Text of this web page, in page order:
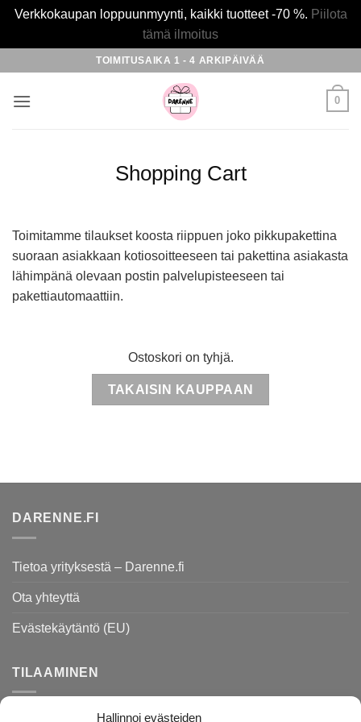
Hallinnoi evästeiden
Verkkokaupan loppuunmyynti, kaikki tuotteet -70 %. Piilota
tämä ilmoitus
content
TOIMITUSAIKA 1 - 4 ARKIPÄIVÄÄ
0
Shopping Cart
Toimitamme tilaukset koosta riippuen joko pikkupakettina
suoraan asiakkaan kotiosoitteeseen tai pakettina asiakasta
lähimpänä olevaan postin palvelupisteeseen tai
pakettiautomaattiin.
Ostoskori on tyhjä.
TAKAISIN KAUPPAAN
DARENNE.FI
Tietoa yrityksestä – Darenne.fi
Ota yhteyttä
Evästekäytäntö (EU)
TILAAMINEN